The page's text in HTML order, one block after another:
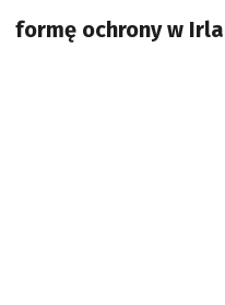
formę ochrony w